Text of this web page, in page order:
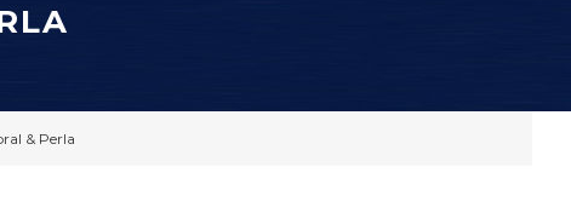
& Perla